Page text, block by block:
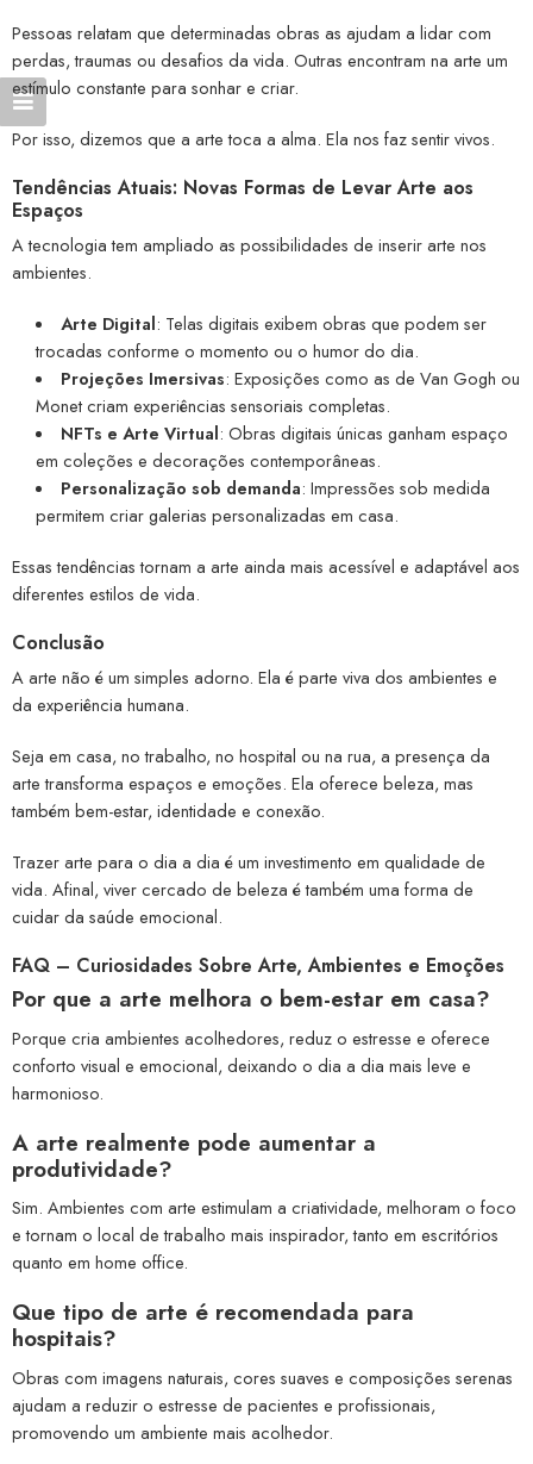
Pessoas relatam que determinadas obras as ajudam a lidar com
perdas, traumas ou desafios da vida. Outras encontram na arte um
estímulo constante para sonhar e criar.
Por isso, dizemos que a arte toca a alma. Ela nos faz sentir vivos.
Tendências Atuais: Novas Formas de Levar Arte aos
Espaços
A tecnologia tem ampliado as possibilidades de inserir arte nos
ambientes.
Arte Digital: Telas digitais exibem obras que podem ser
trocadas conforme o momento ou o humor do dia.
Projeções Imersivas: Exposições como as de Van Gogh ou
Monet criam experiências sensoriais completas.
NFTs e Arte Virtual: Obras digitais únicas ganham espaço
em coleções e decorações contemporâneas.
Personalização sob demanda: Impressões sob medida
permitem criar galerias personalizadas em casa.
Essas tendências tornam a arte ainda mais acessível e adaptável aos
diferentes estilos de vida.
Conclusão
A arte não é um simples adorno. Ela é parte viva dos ambientes e
da experiência humana.
Seja em casa, no trabalho, no hospital ou na rua, a presença da
arte transforma espaços e emoções. Ela oferece beleza, mas
também bem-estar, identidade e conexão.
Trazer arte para o dia a dia é um investimento em qualidade de
vida. Afinal, viver cercado de beleza é também uma forma de
cuidar da saúde emocional.
FAQ – Curiosidades Sobre Arte, Ambientes e Emoções
Por que a arte melhora o bem-estar em casa?
Porque cria ambientes acolhedores, reduz o estresse e oferece
conforto visual e emocional, deixando o dia a dia mais leve e
harmonioso.
A arte realmente pode aumentar a
produtividade?
Sim. Ambientes com arte estimulam a criatividade, melhoram o foco
e tornam o local de trabalho mais inspirador, tanto em escritórios
quanto em home office.
Que tipo de arte é recomendada para
hospitais?
Obras com imagens naturais, cores suaves e composições serenas
ajudam a reduzir o estresse de pacientes e profissionais,
promovendo um ambiente mais acolhedor.